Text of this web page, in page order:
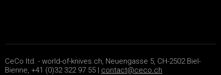
CeCo ltd. - world-of-knives.ch, Neuengasse 5, CH-2502 Biel-
Bienne, +41 (0)32 322 97 55 | contact@ceco.ch